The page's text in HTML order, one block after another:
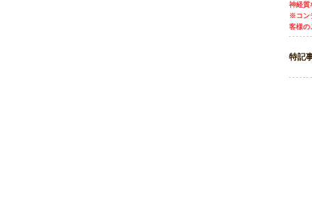
神経質
※コン
客様の
特記